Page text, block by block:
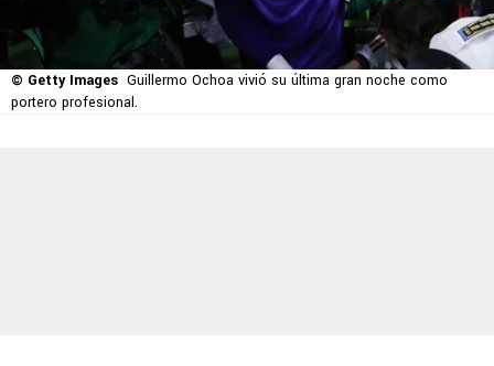
© Getty Images Guillermo Ochoa vivió su última gran noche como
portero profesional.